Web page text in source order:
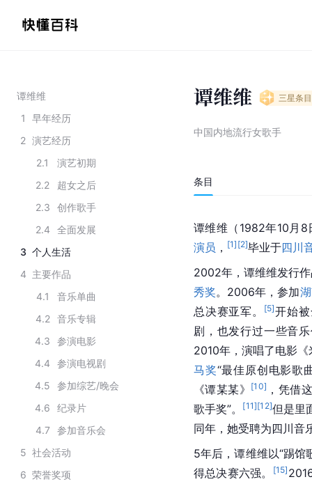
谭维维
1
早年经历
2 演艺经历
2.1
演艺初期
2.2
超女之后
2.3
创作歌手
2.4
全面发展
3 个人生活
4 主要作品
4.1
音乐单曲
4.2
音乐专辑
4.3
参演电影
4.4
参演电视剧
4.5
参加综艺/晚会
4.6
纪录片
4.7
参加音乐会
5 社会活动
6 荣誉奖项
谭维维 三星条目
中国内地流行女歌手
条目
谭维维（1982年10月
演员 ， [1] [2]毕业于四川
2002年，谭维维发行
秀奖。2006年，参加
总决赛亚军。
[5]开始
剧，也发行过一些音
2010年，演唱了电影
马奖“最佳原创电影歌
《谭某某》
[10] ，凭借
歌手奖”。
[11][12]但是里
同年，她受聘为四川音
5年后，谭维维以“踢馆
得总决赛六强。
[15]